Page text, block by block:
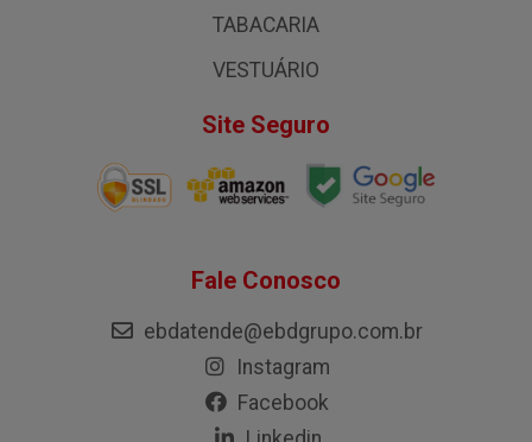
TABACARIA
VESTUÁRIO
Site Seguro
Fale Conosco
ebdatende@ebdgrupo.com.br
Instagram
Facebook